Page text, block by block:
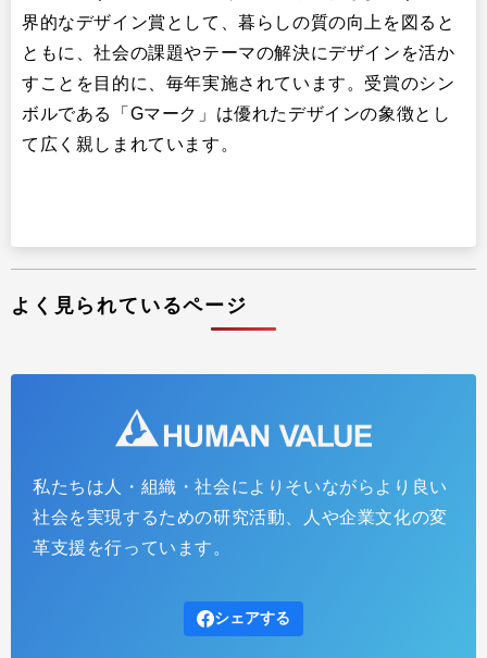
界的なデザイン賞として、暮らしの質の向上を図ると
ともに、社会の課題やテーマの解決にデザインを活か
すことを目的に、毎年実施されています。受賞のシン
ボルである「Gマーク」は優れたデザインの象徴とし
て広く親しまれています。
よく見られているページ
私たちは人・組織・社会によりそいながらより良い
社会を実現するための研究活動、人や企業文化の変
革支援を行っています。
シェアする